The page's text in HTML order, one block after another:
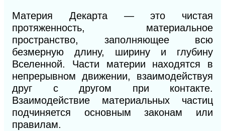
Материя Декарта — это чистая
протяженность, материальное
пространство, заполняющее всю
безмерную длину, ширину и глубину
Вселенной. Части материи находятся в
непрерывном движении, взаимодействуя
друг с другом при контакте.
Взаимодействие материальных частиц
подчиняется основным законам или
правилам.